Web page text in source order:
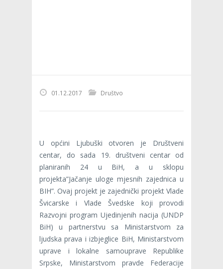
01.12.2017 Društvo
U općini Ljubuški otvoren je Društveni
centar, do sada 19. društveni centar od
planiranih 24 u BiH, a u sklopu
projekta”Jačanje uloge mjesnih zajednica u
BIH”. Ovaj projekt je zajednički projekt Vlade
Švicarske i Vlade Švedske koji provodi
Razvojni program Ujedinjenih nacija (UNDP
BiH) u partnerstvu sa Ministarstvom za
ljudska prava i izbjeglice BiH, Ministarstvom
uprave i lokalne samouprave Republike
Srpske, Ministarstvom pravde Federacije